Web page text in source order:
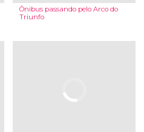
Ônibus passando pelo Arco do
Triunfo